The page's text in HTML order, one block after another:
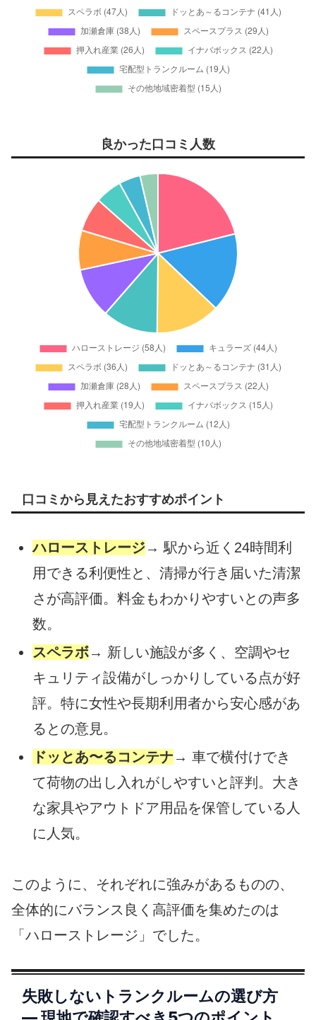
良かった口コミ人数
口コミから見えたおすすめポイント
ハローストレージ→ 駅から近く24時間利
用できる利便性と、清掃が行き届いた清潔
さが高評価。料金もわかりやすいとの声多
数。
スペラボ→ 新しい施設が多く、空調やセ
キュリティ設備がしっかりしている点が好
評。特に女性や長期利用者から安心感があ
るとの意見。
ドッとあ〜るコンテナ → 車で横付けでき
て荷物の出し入れがしやすいと評判。大き
な家具やアウトドア用品を保管している人
に人気。
このように、それぞれに強みがあるものの、
全体的にバランス良く高評価を集めたのは
「ハローストレージ」でした。
失敗しないトランクルームの選び方